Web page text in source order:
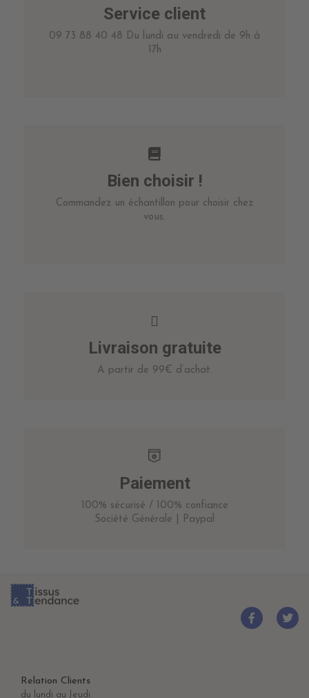
Service client
09 73 88 40 48 Du lundi au vendredi de 9h à
17h
Bien choisir !
Commandez un échantillon pour choisir chez
vous.
Livraison gratuite
A partir de 99€ d’achat.
Paiement
100% sécurisé / 100% confiance
Société Générale | Paypal
Relation Clients
du lundi au Jeudi